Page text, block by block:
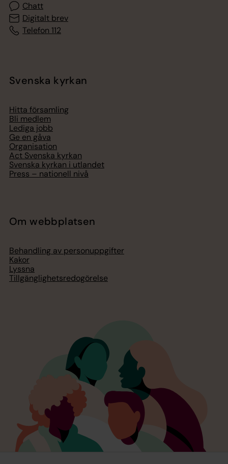
Chatt
Digitalt brev
Telefon 112
Svenska kyrkan
Hitta församling
Bli medlem
Lediga jobb
Ge en gåva
Organisation
Act Svenska kyrkan
Svenska kyrkan i utlandet
Press – nationell nivå
Om webbplatsen
Behandling av personuppgifter
Kakor
Lyssna
Tillgänglighetsredogörelse